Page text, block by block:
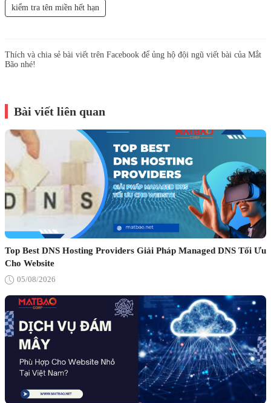
kiểm tra tên miền hết hạn
Thích và chia sẻ bài viết trên Facebook để ủng hộ đội ngũ viết bài của Mắt
Bão nhé!
Bài viết liên quan
Top Best DNS Hosting Providers Giải Pháp Managed DNS Tối Ưu
Cho Website
05/08/2026